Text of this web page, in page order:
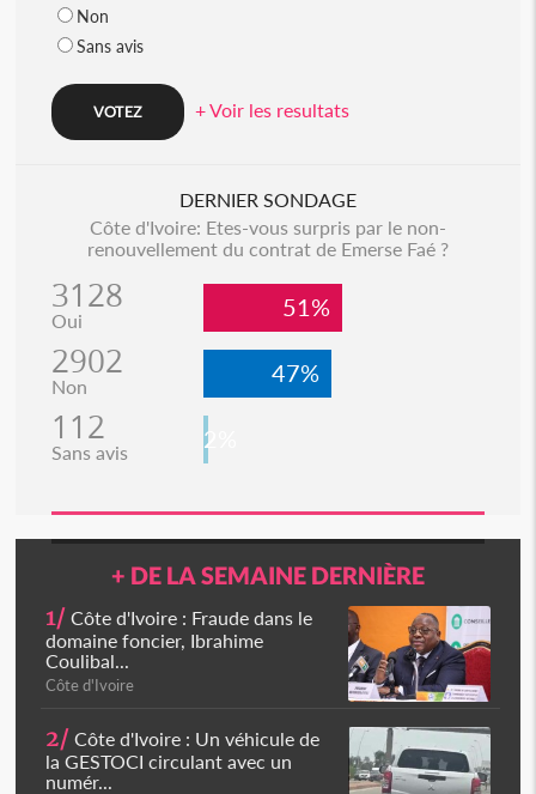
Non
Sans avis
+ Voir les resultats
DERNIER SONDAGE
Côte d'Ivoire: Etes-vous surpris par le non-
renouvellement du contrat de Emerse Faé ?
3128
Oui 51%
2902
Non 47%
112
Sans avis 2%
+ DE LA SEMAINE DERNIÈRE
1/ Côte d'Ivoire : Fraude dans le
domaine foncier, Ibrahime
Coulibal...
Côte d'Ivoire
2/ Côte d'Ivoire : Un véhicule de
la GESTOCI circulant avec un
numér...